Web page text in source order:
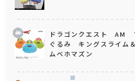
ドラゴンクエスト AM
ぐるみ キングスライム
ムベホマズン